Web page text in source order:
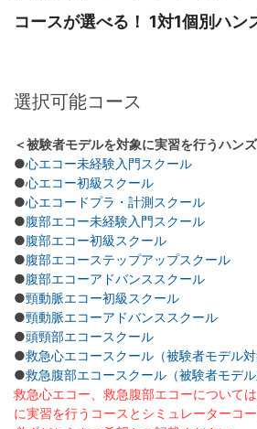
コースが選べる！ 1対1個別ハン
選択可能コース
＜被験者モデルを対象に実習を行うハン
●心エコー未経験入門スクール
●心エコー初級スクール
●心エコードプラ・計測スクール
●腹部エコー未経験入門スクール
●腹部エコー初級スクール
●腹部エコーステップアップスクール
●腹部エコーアドバンススクール
●頸動脈エコー初級スクール
●頸動脈エコーアドバンススクール
●頭頸部エコースクール
●救急心エコースクール（被験者モデル対
●救急腹部エコースクール（被験者モデル
救急心エコー、救急腹部エコーについて
に実習を行うコースとシミュレーターコー